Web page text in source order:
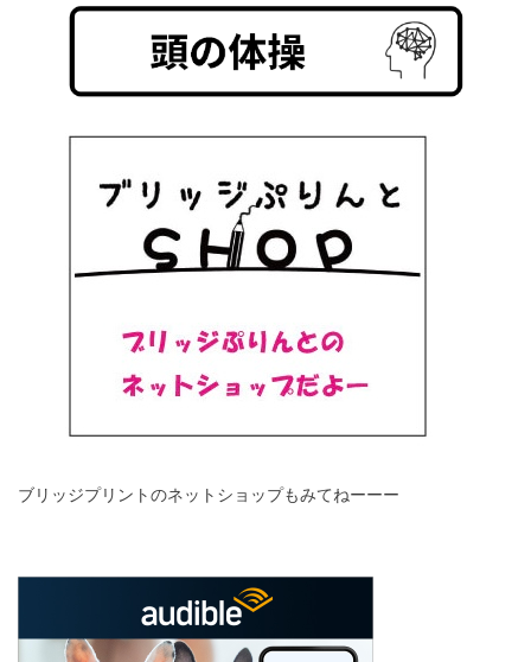
ブリッジプリントのネットショップもみてねーーー